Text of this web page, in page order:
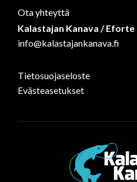
Ota yhteyttä
Kalastajan Kanava / Eforte
info@kalastajankanava.fi
Tietosuojaseloste
Evästeasetukset